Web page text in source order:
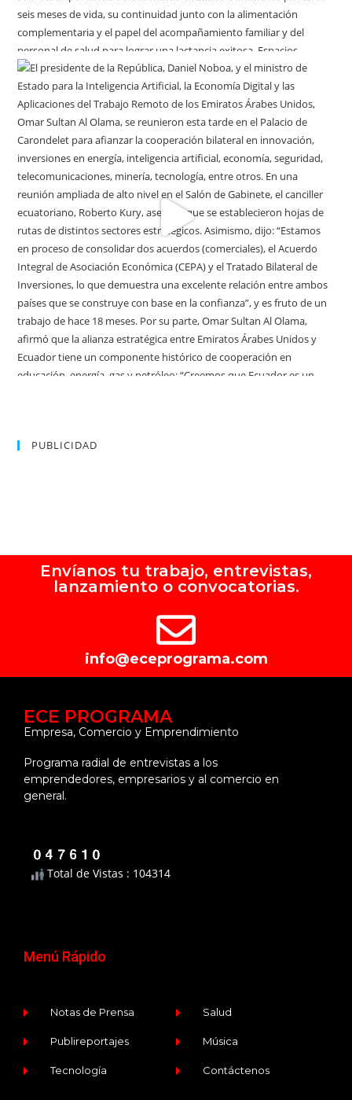
PUBLICIDAD
Envíanos tu trabajo, entrevistas,
lanzamiento o convocatorias.
info@eceprograma.com
ECE PROGRAMA
Empresa, Comercio y Emprendimiento
Programa radial de entrevistas a los
emprendedores, empresarios y al comercio en
general.
Total de Vistas : 104314
Menú Rápido
Notas de Prensa
Publireportajes
Tecnología
Salud
Música
Contáctenos